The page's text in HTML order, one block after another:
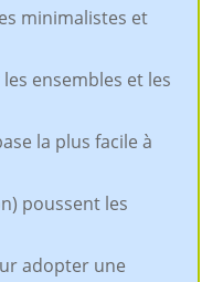
minimalistes et
ensembles et les
la plus facile à
poussent les
adopter une